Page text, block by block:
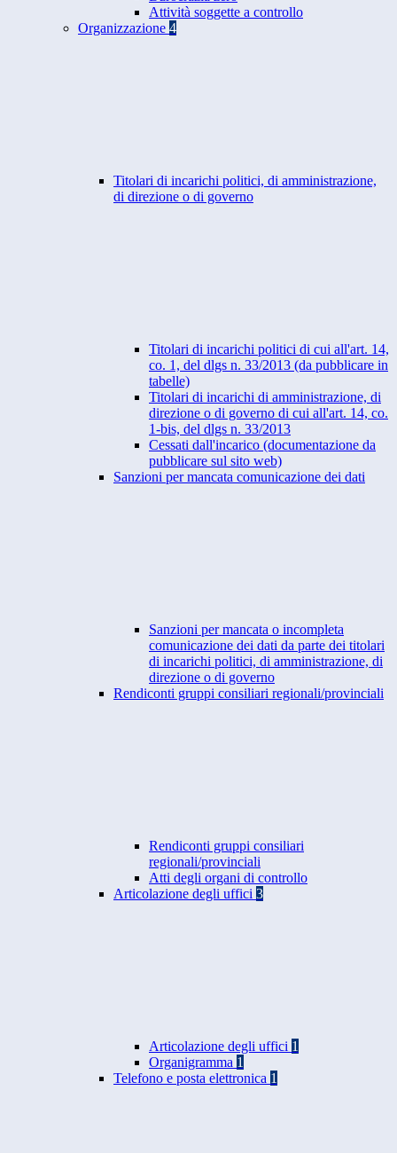
Attività soggette a controllo
Organizzazione 4
Titolari di incarichi politici, di amministrazione,
di direzione o di governo
Titolari di incarichi politici di cui all'art. 14,
co. 1, del dlgs n. 33/2013 (da pubblicare in
tabelle)
Titolari di incarichi di amministrazione, di
direzione o di governo di cui all'art. 14, co.
1-bis, del dlgs n. 33/2013
Cessati dall'incarico (documentazione da
pubblicare sul sito web)
Sanzioni per mancata comunicazione dei dati
Sanzioni per mancata o incompleta
comunicazione dei dati da parte dei titolari
di incarichi politici, di amministrazione, di
direzione o di governo
Rendiconti gruppi consiliari regionali/provinciali
Rendiconti gruppi consiliari
regionali/provinciali
Atti degli organi di controllo
Articolazione degli uffici 3
Articolazione degli uffici 1
Organigramma 1
Telefono e posta elettronica 1